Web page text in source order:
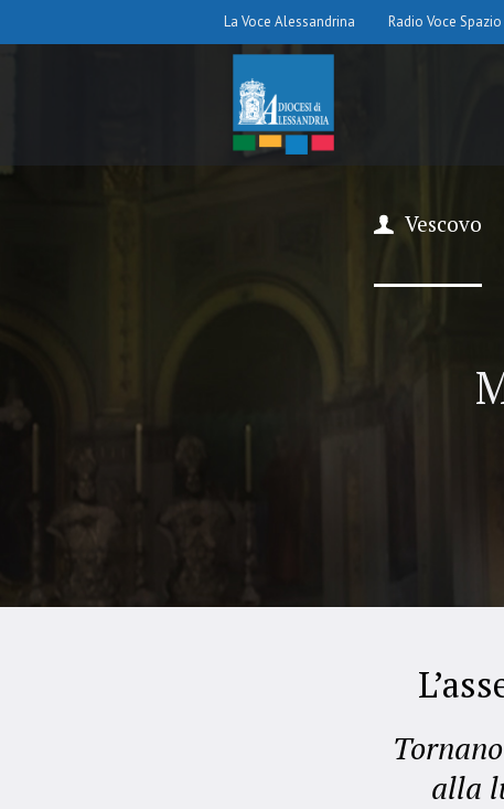
La Voce Alessandrina Radio Voce Spazio
Vescovo
alla